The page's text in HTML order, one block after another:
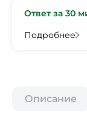
Ответ за 30
Подробнее
Описание